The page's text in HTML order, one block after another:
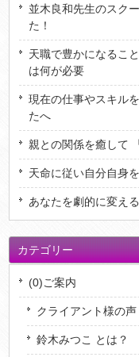
並木良和先生のスク
た！
天職で豊かになるこ
は何が必要
現在の仕事やスキル
たへ
親との関係を癒して
天命に従い自分自身
あなたを劇的に変え
カテゴリー
(0)ご案内
クライアント様の声
鈴木みつこ とは？